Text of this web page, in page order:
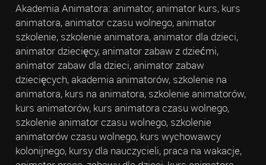
Akademia Animatora: animator, animator kurs, kurs
animatora, animator czasu wolnego, animator
szkolenie, szkolenie animatora, animator dla dzieci,
animator dziecięcy, animator zabaw z dziećmi,
animator zabaw dla dzieci, animator zabaw
dziecięcych, akademia animatorów, szkolenie na
animatora, kurs na animatora, szkolenie animatorów,
kurs animatorów, kurs animatora czasu wolnego,
szkolenie animator czasu wolnego, szkolenie
animatorów czasu wolnego, kurs wychowawcy
kolonijnego, kursy dla nauczycieli, praca na wakacje,